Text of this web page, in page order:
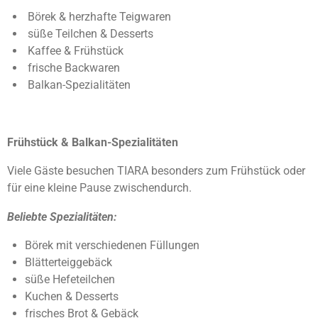
Börek & herzhafte Teigwaren
süße Teilchen & Desserts
Kaffee & Frühstück
frische Backwaren
Balkan-Spezialitäten
Frühstück & Balkan-Spezialitäten
Viele Gäste besuchen TIARA besonders zum Frühstück oder
für eine kleine Pause zwischendurch.
Beliebte Spezialitäten:
Börek mit verschiedenen Füllungen
Blätterteiggebäck
süße Hefeteilchen
Kuchen & Desserts
frisches Brot & Gebäck